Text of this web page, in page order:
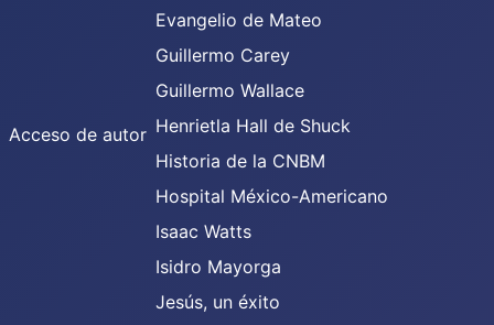
Acceso de autor
Evangelio de Mateo
Guillermo Carey
Guillermo Wallace
Henrietla Hall de Shuck
Historia de la CNBM
Hospital México-Americano
Isaac Watts
Isidro Mayorga
Jesús, un éxito